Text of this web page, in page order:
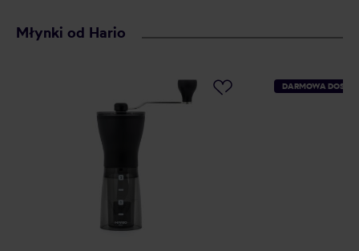
Młynki od Hario
DARMOWA